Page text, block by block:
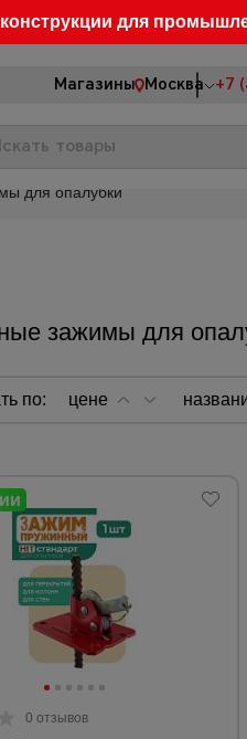
для
Магазины Москва +7
для опалубки
зажимы для
по: цене
0 отзывов